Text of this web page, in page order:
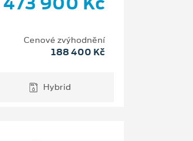
Cenové zvýhodnění
188 400 Kč
Hybrid